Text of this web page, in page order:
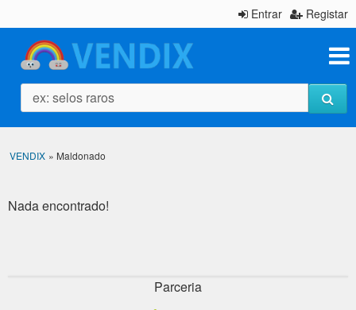
Entrar Registar
ex: selos raros
VENDIX » Maldonado
Nada encontrado!
Parceria